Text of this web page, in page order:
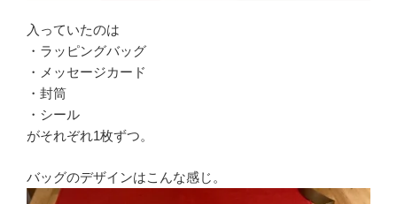
入っていたのは
・ラッピングバッグ
・メッセージカード
・封筒
・シール
がそれぞれ1枚ずつ。
バッグのデザインはこんな感じ。